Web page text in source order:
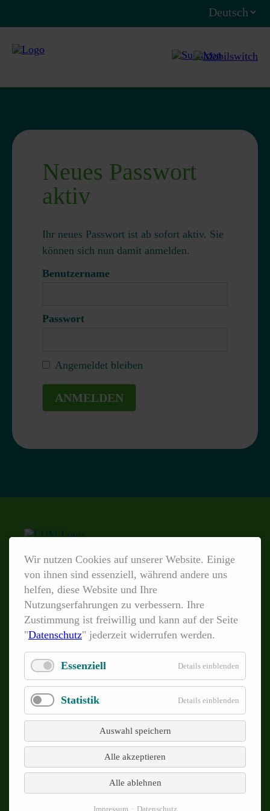
Neues Passwort
aktiv
Ihr neues Passwort ist ab sofort aktiv. Sie
können sich nun damit anmelden.
Benutzername
Passwort
Angemeldet bleiben
ANMELDEN
PRODUKTE
Navigation
überspringen
LUMiSizer®
LUMiFuge®
LUMiReader® PSA
LUMiSpoc®
LUMiReader® X-Ray
LUMiFrac®
LUMiFlector® At-line-Variante
LUMiFlector® In-line-Variante
TECHNOLOGIEN
Wir nutzen Cookies auf unserer Website. Einige
von ihnen sind essenziell, während andere uns
helfen, diese Website und Ihre
Nutzungserfahrungen zu verbessern. Ihre
Zustimmung ist freiwillig und kann auf der Seite
"Datenschutz" jederzeit widerrufen werden.
Essenziell Details einblenden
Statistik Details einblenden
Auswahl speichern
Alle akzeptieren
Alle ablehnen
Impressum Datenschutz